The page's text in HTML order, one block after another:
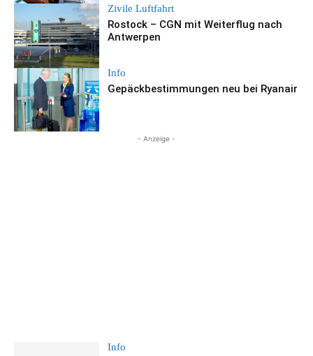
Zivile Luftfahrt
Rostock – CGN mit Weiterflug nach
Antwerpen
Info
Gepäckbestimmungen neu bei Ryanair
- Anzeige -
Info